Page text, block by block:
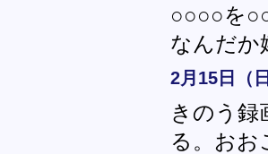
○○○○を
なんだか
2月15日（日
きのう録
る。おお